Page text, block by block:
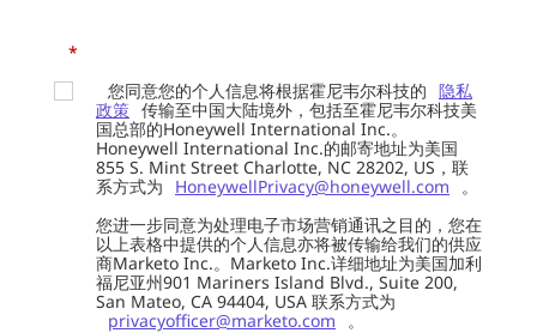
*
您同意您的个人信息将根据霍尼韦尔科技的 隐私
政策 传输至中国大陆境外，包括至霍尼韦尔科技美
国总部的Honeywell International Inc.。
Honeywell International Inc.的邮寄地址为美国
855 S. Mint Street Charlotte, NC 28202, US，联
系方式为
HoneywellPrivacy@honeywell.com
。
您进一步同意为处理电子市场营销通讯之目的，您在
以上表格中提供的个人信息亦将被传输给我们的供应
商Marketo Inc.。Marketo Inc.详细地址为美国加利
福尼亚州901 Mariners Island Blvd., Suite 200,
San Mateo, CA 94404, USA 联系方式为
privacyofficer@marketo.com
。